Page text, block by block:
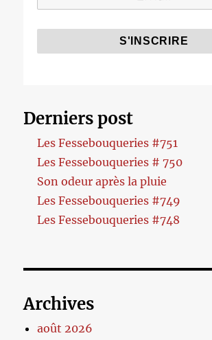
Derniers post
Les Fessebouqueries #751
Les Fessebouqueries # 750
Son odeur après la pluie
Les Fessebouqueries #749
Les Fessebouqueries #748
Archives
août 2026